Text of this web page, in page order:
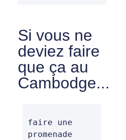
Si vous ne
deviez faire
que ça au
Cambodge...
faire une
promenade